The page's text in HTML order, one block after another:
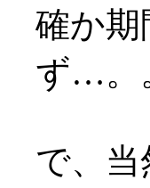
確か期
ず…。
で、